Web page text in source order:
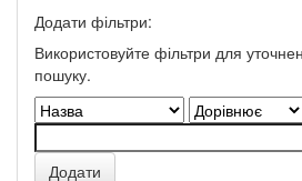
Додати фільтри:
Використовуйте фільтри для
пошуку.